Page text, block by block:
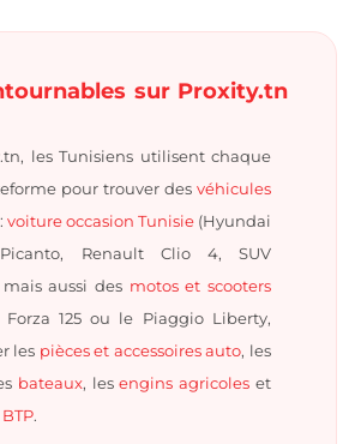
sur Proxity.tn
les Tunisiens utilisent chaque
pour trouver des véhicules
: voiture occasion Tunisie (Hyundai
Renault Clio 4, SUV
aussi des motos et scooters
125 ou le Piaggio Liberty,
les pièces et accessoires auto, les
bateaux, lesengins agricoleset
.